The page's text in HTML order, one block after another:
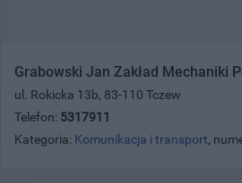
Grabowski Jan Zakład Mechaniki
ul. Rokicka 13b, 83-110 Tczew
Telefon: 5317911
Kategoria: Komunikacja i transport,